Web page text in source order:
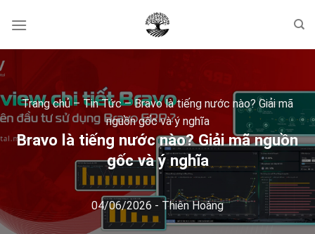
Trang chủ– Tin Tức–Bravo là tiếng nước nào? Giải mã
nguồn gốc và ý nghĩa
Bravo là tiếng nước nào? Giải mã nguồn
gốc và ý nghĩa
04/06/2026 - Thiên Hoàng